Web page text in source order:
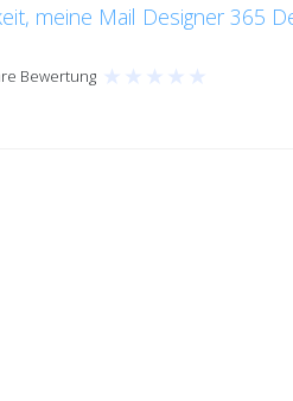
meine Mail Designer 365
Bewertung ★ ★ ★ ★ ★